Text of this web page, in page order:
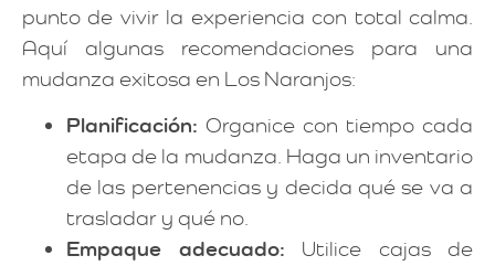
punto de vivir la experiencia con total calma.
Aquí algunas recomendaciones para una
mudanza exitosa en Los Naranjos:
Planificación: Organice con tiempo cada
etapa de la mudanza. Haga un inventario
de las pertenencias y decida qué se va a
trasladar y qué no.
Empaque adecuado: Utilice cajas de